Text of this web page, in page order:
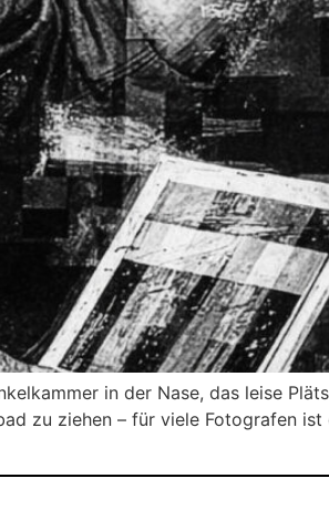
in der Nase, das leise
zu ziehen – für viele Fotografen